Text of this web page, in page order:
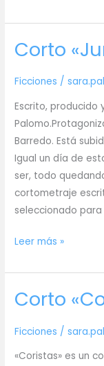
the
frog»
Corto
Ficciones /
Escrito, producido
Barredo. Está
Igual un día de
ser, todo
cortometraje
seleccionado para
Corto
al
río»
Leer más »
Corto
Ficciones /
«Coristas» es un